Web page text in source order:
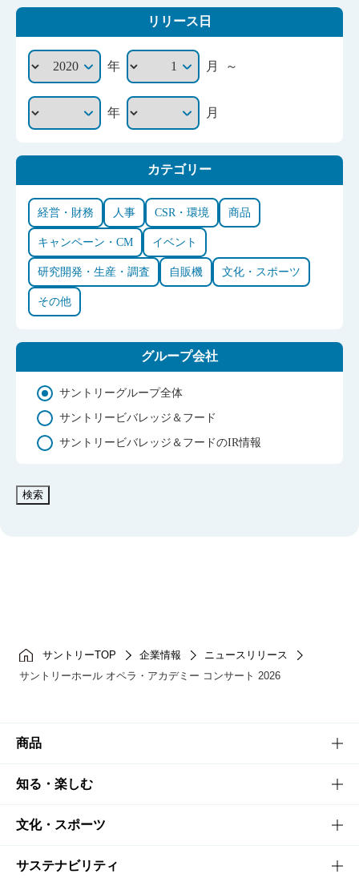
サントリーTOP 企業情報
ニュースリリース
サントリーホール オペラ・アカデミー コンサート 2026
リリース日
年 月 ～
年 月
カテゴリー
経営・財務 人事 CSR・環境 商品
キャンペーン・CM イベント
研究開発・生産・調査 自販機 文化・スポーツ
その他
グループ会社
サントリーグループ全体
サントリービバレッジ＆フード
サントリービバレッジ＆フードのIR情報
検索
商品
商品TOP
商品一覧
商品発売情報
知る・楽しむ
知る・楽しむTOP
キャンペーン
文化・スポーツ
文化・スポーツTOP
サステナビリティ